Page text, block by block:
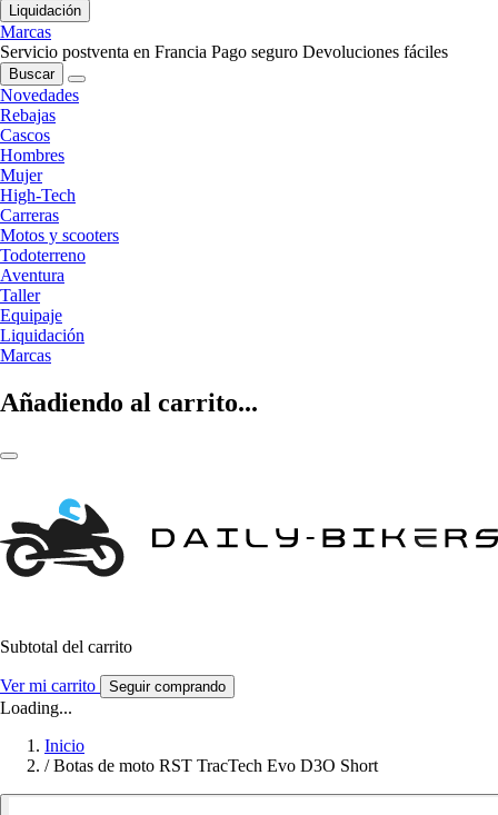
Liquidación
Marcas
Servicio postventa en Francia Pago seguro Devoluciones fáciles
Buscar
Novedades
Rebajas
Cascos
Hombres
Mujer
High-Tech
Carreras
Motos y scooters
Todoterreno
Aventura
Taller
Equipaje
Liquidación
Marcas
Añadiendo al carrito...
Subtotal del carrito
Ver mi carrito Seguir comprando
Loading...
Inicio
/ Botas de moto RST TracTech Evo D3O Short